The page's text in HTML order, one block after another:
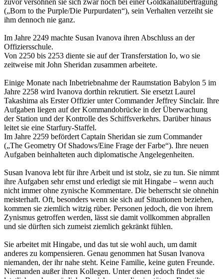
(„Born to the Purple/Die Purpurdaten“), sein Verhalten verzeiht sie
ihm dennoch nie ganz.
Im Jahre 2249 machte Susan Ivanova ihren Abschluss an der
Offiziersschule.
Von 2250 bis 2253 diente sie auf der Transferstation Io, wo sie
zeitweise mit John Sheridan zusammen arbeitete.
Einige Monate nach Inbetriebnahme der Raumstation Babylon 5 im
Jahre 2258 wird Ivanova dorthin rekrutiert. Sie ersetzt Laurel
Takashima als Erster Offizier unter Commander Jeffrey Sinclair. Ihre
Aufgaben liegen auf der Kommandobrücke in der Überwachung
der Station und der Kontrolle des Schiffsverkehrs. Darüber hinaus
leitet sie eine Starfury-Staffel.
Im Jahre 2259 befördert Captain Sheridan sie zum Commander
(„The Geometry Of Shadows/Eine Frage der Farbe“). Ihre neuen
Aufgaben beinhalteten auch diplomatische Angelegenheiten.
Susan Ivanova lebt für ihre Arbeit und ist stolz, sie zu tun. Sie nimmt
ihre Aufgaben sehr ernst und erledigt sie mit Hingabe – wenn auch
nicht immer ohne zynische Kommentare. Die beherrscht sie ohnehin
meisterhaft. Oft, besonders wenn sie sich auf Situationen beziehen,
kommen sie ziemlich witzig rüber. Personen jedoch, die von ihrem
Zynismus getroffen werden, lässt sie damit vollkommen abprallen
und sie dürften sich zumeist ziemlich gekränkt fühlen.
Sie arbeitet mit Hingabe, und das tut sie wohl auch, um damit
anderes zu kompensieren. Genau genommen hat Susan Ivanova
niemanden, der ihr nahe steht. Keine Familie, keine guten Freunde.
Niemanden außer ihren Kollegen. Unter denen jedoch findet sie